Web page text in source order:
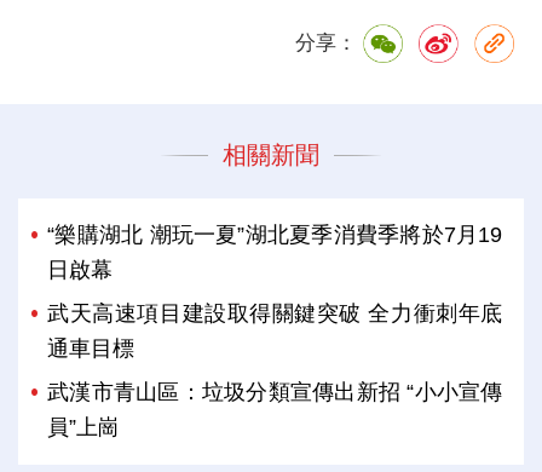
分享：
相關新聞
“樂購湖北 潮玩一夏”湖北夏季消費季將於7月19
日啟幕
武天高速項目建設取得關鍵突破 全力衝刺年底
通車目標
武漢市青山區：垃圾分類宣傳出新招 “小小宣傳
員”上崗